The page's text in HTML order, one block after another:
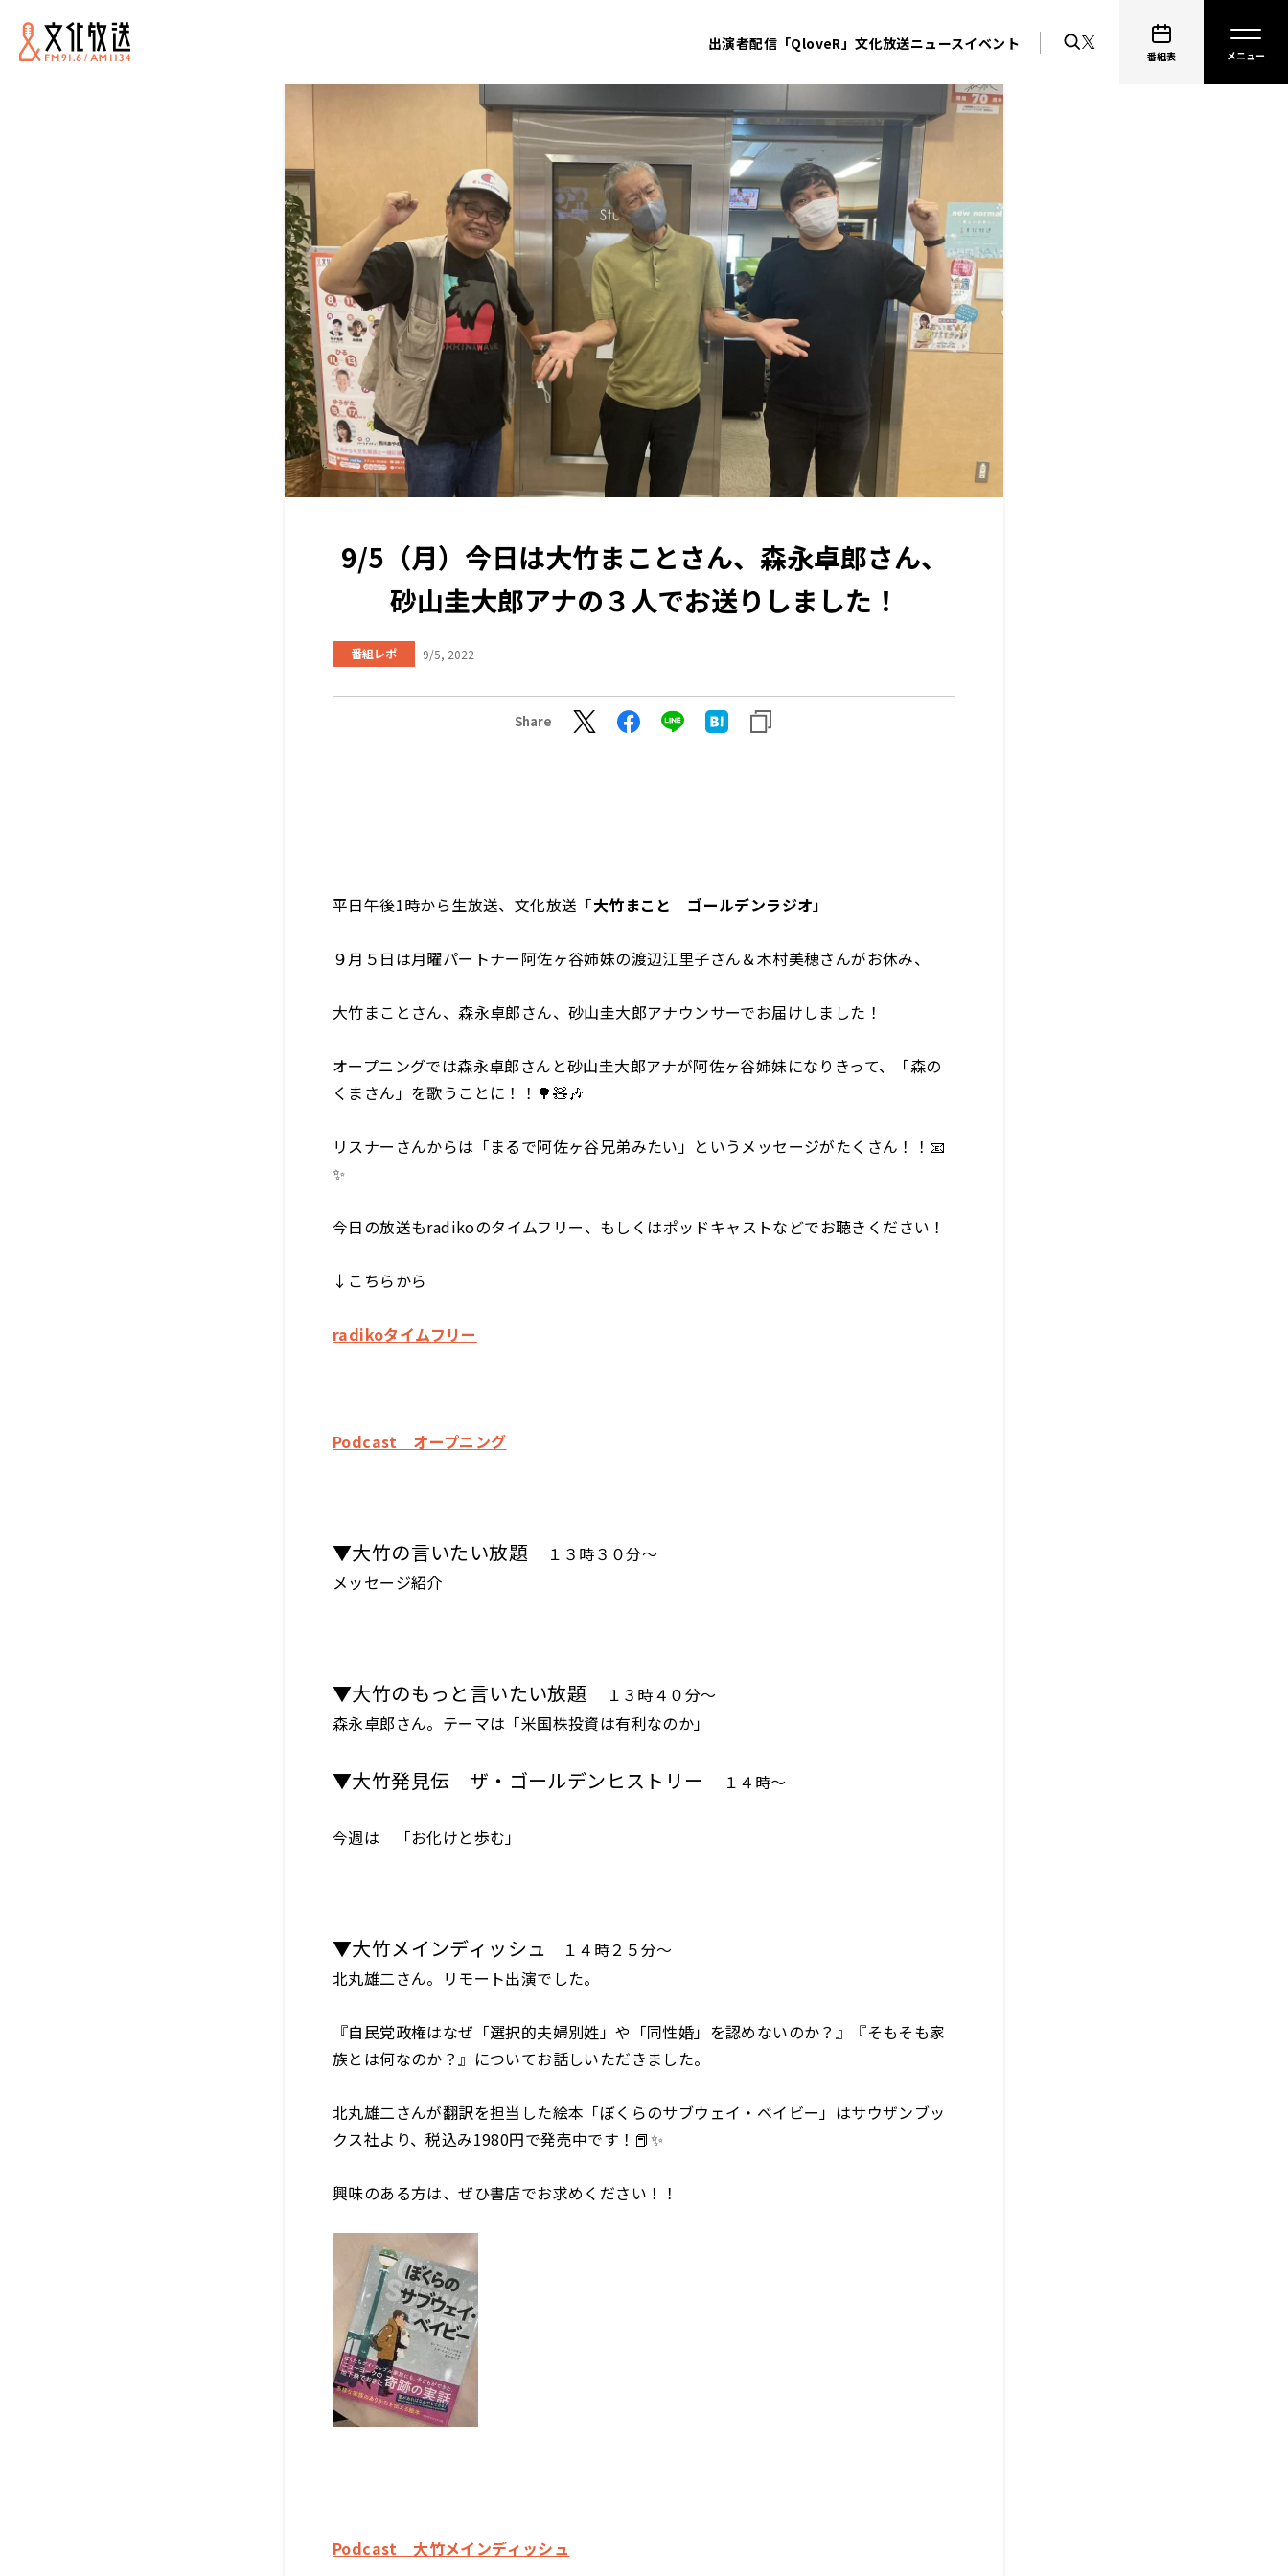
出演者配信「QloveR」文化放送ニュースイベント
番組表
9/5（月）今日は大竹まことさん、森永卓郎さん、
砂山圭大郎アナの３人でお送りしました！
番組レポ 9/5, 2022
Share
平日午後1時から生放送、文化放送「大竹まこと ゴールデンラジオ 」
９月５日は月曜パートナー阿佐ヶ谷姉妹の渡辺江里子さん＆木村美穂さんがお休み、
大竹まことさん、森永卓郎さん、砂山圭大郎アナウンサーでお届けしました！
オープニングでは森永卓郎さんと砂山圭大郎アナが阿佐ヶ谷姉妹になりきって、「森の
くまさん」を歌うことに！！🌳🧸🎶
リスナーさんからは「まるで阿佐ヶ谷兄弟みたい」というメッセージがたくさん！！📧
✨
今日の放送もradikoのタイムフリー、もしくはポッドキャストなどでお聴きください！
↓こちらから
radikoタイムフリー
Podcast オープニング
▼大竹の言いたい放題
１３時３０分～
メッセージ紹介
▼大竹のもっと言いたい放題
１３時４０分～
森永卓郎さん。テーマは「米国株投資は有利なのか」
▼大竹発見伝 ザ・ゴールデンヒストリー １４時～
今週は 「お化けと歩む」
▼大竹メインディッシュ
１４時２５分～
北丸雄二さん。リモート出演でした。
『自民党政権はなぜ「選択的夫婦別姓」や「同性婚」を認めないのか？』『そもそも家
族とは何なのか？』についてお話しいただきました。
北丸雄二さんが翻訳を担当した絵本「ぼくらのサブウェイ・ベイビー」はサウザンブッ
クス社より、税込み1980円で発売中です！📕✨
興味のある方は、ぜひ書店でお求めください！！
Podcast 大竹メインディッシュ